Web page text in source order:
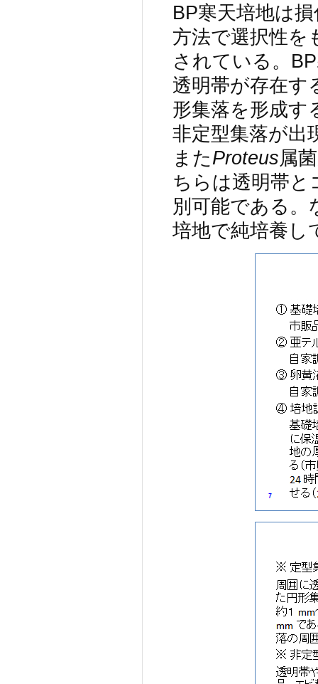
BP寒天培地は
方法で選択性を
されている。
透明帯が存在す
形集落を形成す
非定型集落が出
またProteus属
ちらは透明帯と
別可能である。
培地で純培養し